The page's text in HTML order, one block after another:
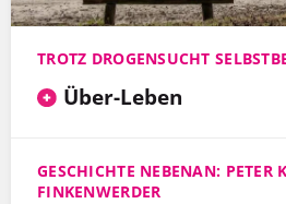
TROTZ DROGENSUCHT
Über-Leben
GESCHICHTE NEBENAN: PETER
FINKENWERDER